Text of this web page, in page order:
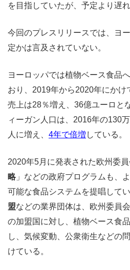
を目指していたが、予定より遅
今回のプレスリリースでは、ヨ
定かは言及されていない。
ヨーロッパでは植物ベース食品
おり、2019年から2020年にかけ
売上は28％増え、36億ユーロと
ィーガン人口は、2016年の130
人に増え、 4年で倍増 している。
2020年5月に発表された欧州委員
略」などの政府プログラムも、
可能な食品システムを提唱してい
盟などの業界団体は、欧州委員
の加盟国に対し、植物ベース食
し、気候変動、公衆衛生などの
けている。